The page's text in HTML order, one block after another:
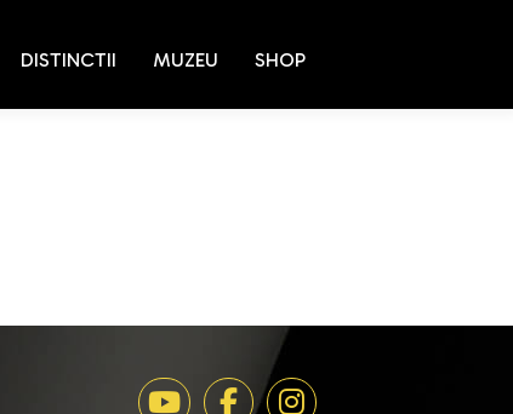
DISTINCTII MUZEU SHOP